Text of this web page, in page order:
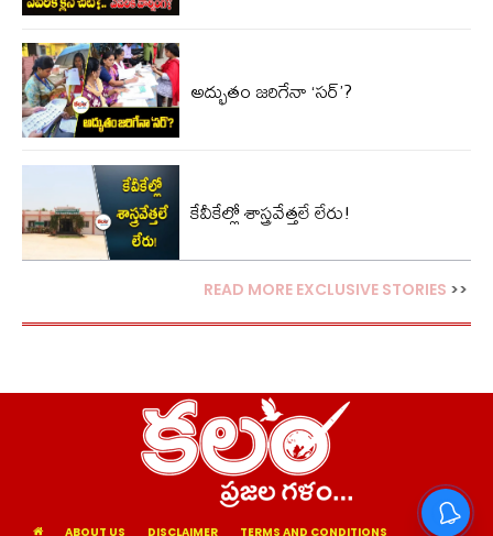
అద్భుతం జరిగేనా ‘సర్’?
కేవీకేల్లో శాస్త్రవేత్తలే లేరు!
READ MORE EXCLUSIVE STORIES >>
ABOUT US DISCLAIMER TERMS AND CONDITIONS